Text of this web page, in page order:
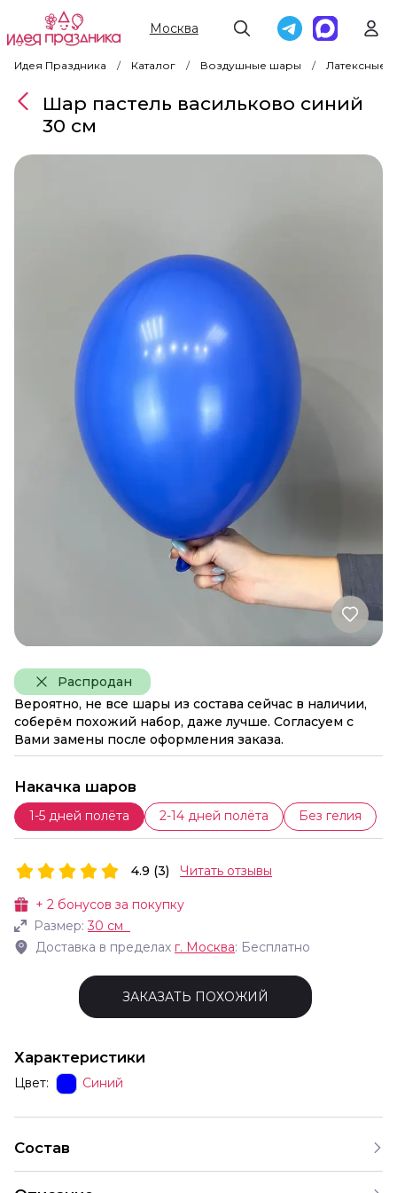
Москва
Идея Праздника Каталог Воздушные шары Латексные
Распродан
Вероятно, не все шары из состава сейчас в наличии,
соберём похожий набор, даже лучше. Согласуем с
Вами замены после оформления заказа.
Накачка шаров
1-5 дней полёта 2-14 дней полёта Без гелия
Шар пастель васильково синий
30 см
+ 2 бонусов за покупку
Размер:30 см
Доставка в пределах г. Москва: Бесплатно
4.9 (3) Читать отзывы
ЗАКАЗАТЬ ПОХОЖИЙ
Характеристики
Цвет: Синий
Состав